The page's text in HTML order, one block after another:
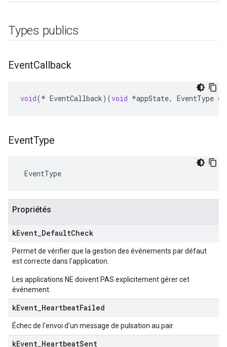
Types publics
EventCallback
void(* EventCallback)(void *appState, EventType
EventType
EventType
Propriétés
kEvent DefaultCheck
Permet de vérifier que la gestion des événements par défaut
est correcte dans l'application.
Les applications NE doivent PAS explicitement gérer cet
événement.
kEvent HeartbeatFailed
Échec de l'envoi d'un message de pulsation au pair.
kEvent HeartbeatSent